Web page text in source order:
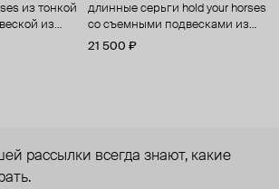
из тонкой
из
длинные серьги hold your horses
со съемными подвесками из
бронзы с родиевым покрытием
21 500 ₽
рассылки всегда знают, какие